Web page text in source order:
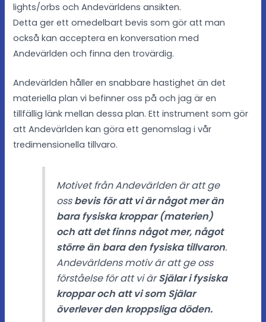
lights/orbs och Andevärldens ansikten.
Detta ger ett omedelbart bevis som gör att man
också kan acceptera en konversation med
Andevärlden och finna den trovärdig.
Andevärlden håller en snabbare hastighet än det
materiella plan vi befinner oss på och jag är en
tillfällig länk mellan dessa plan. Ett instrument som gör
att Andevärlden kan göra ett genomslag i vår
tredimensionella tillvaro.
Motivet från Andevärlden är att ge
ossbevis för att vi är något mer än
bara fysiska kroppar (materien)
och att det finns något mer, något
större än bara den fysiska tillvaron.
Andevärldens motiv är att ge oss
förståelse för att vi ärSjälar i fysiska
kroppar och att vi som Själar
överlever den kroppsliga döden.